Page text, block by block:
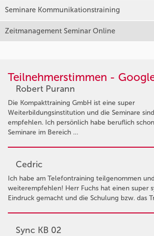
Seminare Kommunikationstraining
Zeitmanagement Seminar Online
Teilnehmerstimmen -
Robert Purann
Die Kompakttraining GmbH ist eine super
Weiterbildungsinstitution und die Seminare
empfehlen. Ich persönlich habe beruflich
Seminare im Bereich …
Cedric
Ich habe am Telefontraining teilgenommen
weiterempfehlen! Herr Fuchs hat einen super
Eindruck gemacht und die Schulung bzw. das
Sync KB 02